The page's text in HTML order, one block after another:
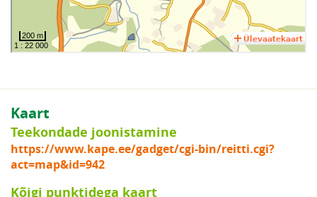
Kaart
Teekondade joonistamine
https://www.kape.ee/gadget/cgi-bin/reitti.cgi?
act=map&id=942
Kõigi punktidega kaart